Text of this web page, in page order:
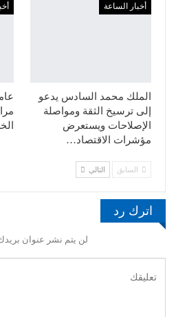
أخبار الساعة
الملك محمد السادس يدعو
إلى ترسيخ الثقة ومواصلة
الإصلاحات ويستعرض
مؤشرات الاقتصاد…
السابق التالي
اترك رد
لن يتم نشر عنوان بريدك